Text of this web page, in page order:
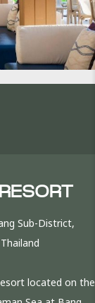
Sub-District,
located on the